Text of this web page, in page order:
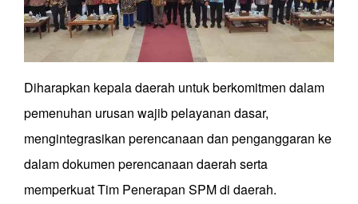
Diharapkan kepala daerah untuk berkomitmen dalam
pemenuhan urusan wajib pelayanan dasar,
mengintegrasikan perencanaan dan penganggaran ke
dalam dokumen perencanaan daerah serta
memperkuat Tim Penerapan SPM di daerah.